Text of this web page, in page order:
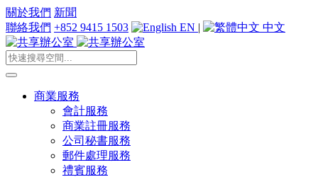
關於我們 新聞
聯絡我們 +852 9415 1503 EN | 中文
商業服務
會計服務
商業註冊服務
公司秘書服務
郵件處理服務
禮賓服務